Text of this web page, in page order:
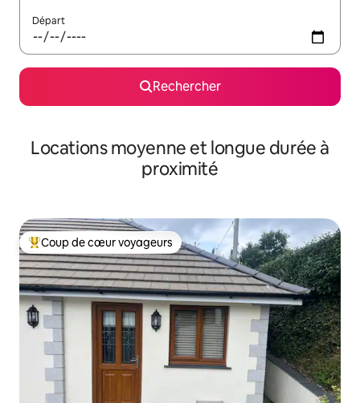
Départ
Rechercher
Locations moyenne et longue durée à
proximité
Coups de cœur voyageurs les plus appréciés
Coup de cœur voyageurs